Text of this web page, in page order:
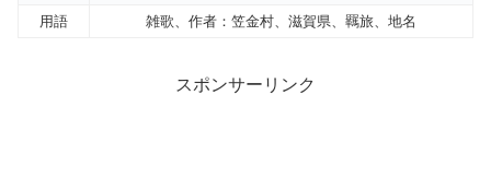
用語
雑歌、作者：笠金村、滋賀県、羈旅、地名
スポンサーリンク